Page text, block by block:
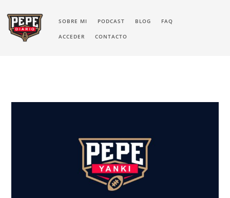
SOBRE MI PODCAST BLOG FAQ
ACCEDER CONTACTO